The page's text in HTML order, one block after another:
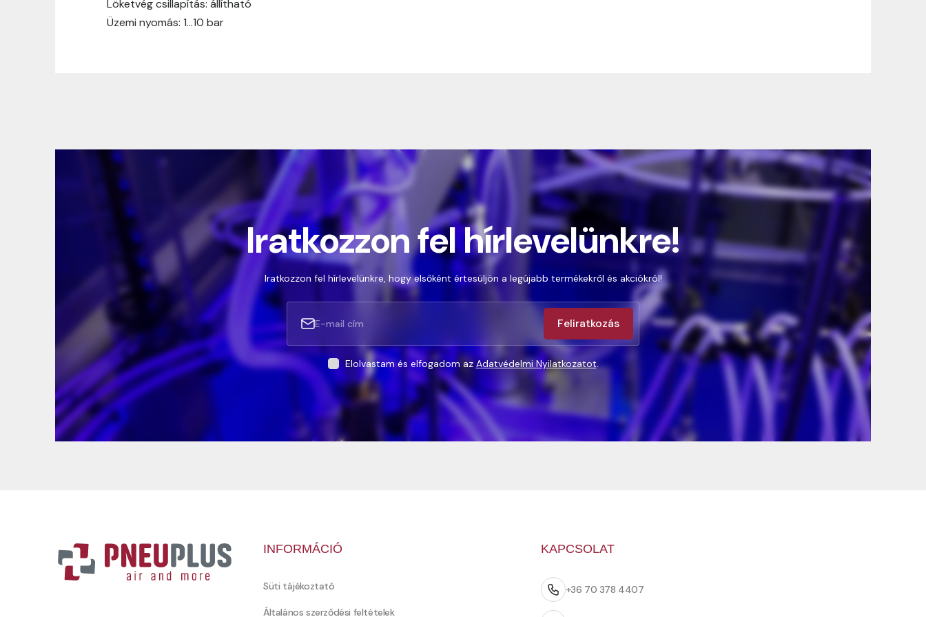
Löketvég csillapítás: állítható
Üzemi nyomás: 1…10 bar
Iratkozzon fel hírlevelünkre!
Iratkozzon fel hírlevelünkre, hogy elsőként értesüljön a legújabb termékekről és akciókról!
Feliratkozás
Elolvastam és elfogadom azAdatvédelmi Nyilatkozatot.
INFORMÁCIÓ
Süti tájékoztató
Általános szerződési feltételek
KAPCSOLAT
+36 70 378 4407